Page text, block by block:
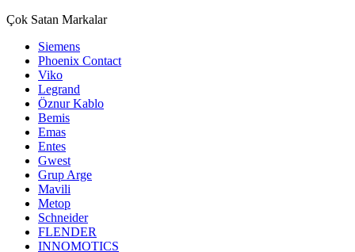
Çok Satan Markalar
Siemens
Phoenix Contact
Viko
Legrand
Öznur Kablo
Bemis
Emas
Entes
Gwest
Grup Arge
Mavili
Metop
Schneider
FLENDER
INNOMOTICS